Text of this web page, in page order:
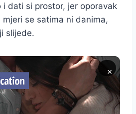
dati si prostor, jer oporavak
se satima ni danima,
slijede.
×